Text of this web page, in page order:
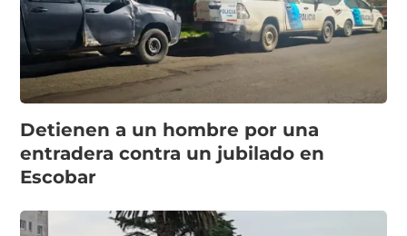
Detienen a un hombre por una
entradera contra un jubilado en
Escobar